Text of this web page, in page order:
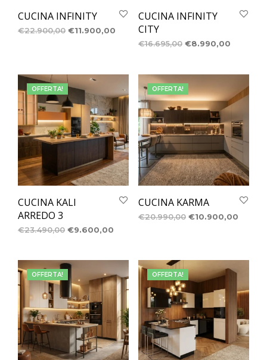
CUCINA INFINITY
€22.900,00 €11.900,00
CUCINA INFINITY
CITY
€16.695,00 €8.990,00
OFFERTA!
CUCINA KALI
ARREDO 3
€23.490,00 €9.600,00
OFFERTA!
CUCINA KARMA
€20.990,00 €10.900,00
OFFERTA! OFFERTA!